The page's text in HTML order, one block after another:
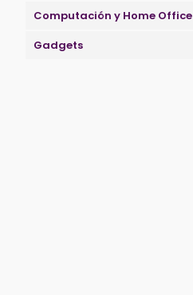
Computación y Home Office
Gadgets